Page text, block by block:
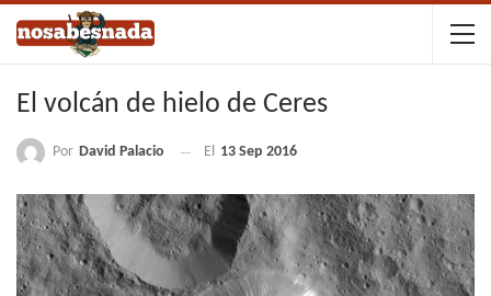
El volcán de hielo de Ceres
Por David Palacio El 13 Sep 2016